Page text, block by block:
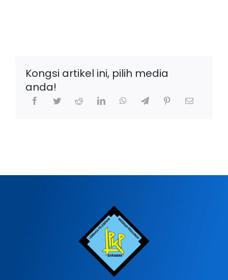
Kongsi artikel ini, pilih media
anda!